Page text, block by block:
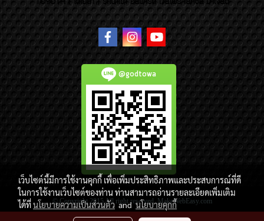
TOYOTA ( โตโยต้า ) รถนำเข้า อัลพาร์ด เวลไฟร์ เลกซัส มาเจสตี้
@godtowa
© Copyright 2015 All right reserved. MakeWebEasy.com
เว็บไซต์นี้มีการใช้งานคุกกี้ เพื่อเพิ่มประสิทธิภาพและประสบการณ์ที่ดี
ในการใช้งานเว็บไซต์ของท่าน ท่านสามารถอ่านรายละเอียดเพิ่มเติม
ได้ที่นโยบายความเป็นส่วนตัวandนโยบายคุกกี้